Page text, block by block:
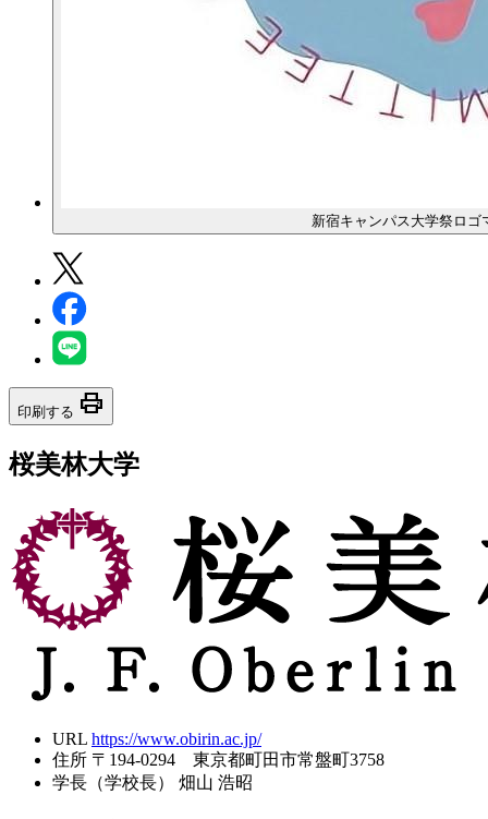
新宿キャンパス大学祭ロゴ
印刷する print
桜美林大学
URL https://www.obirin.ac.jp/
住所 〒194-0294 東京都町田市常盤町3758
学長（学校長）
畑山 浩昭